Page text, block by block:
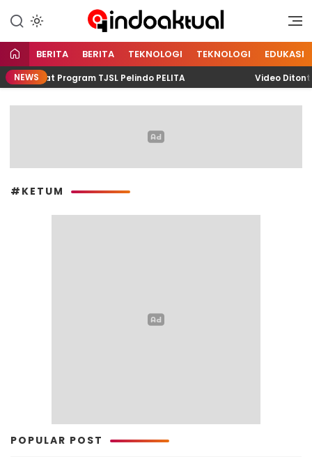
Indoaktual
Indonesia Aktual
BERITA BERITA TEKNOLOGI TEKNOLOGI EDUKASI
NEWS
Lewat Program TJSL Pelindo PELITA Video
#KETUM
POPULAR POST